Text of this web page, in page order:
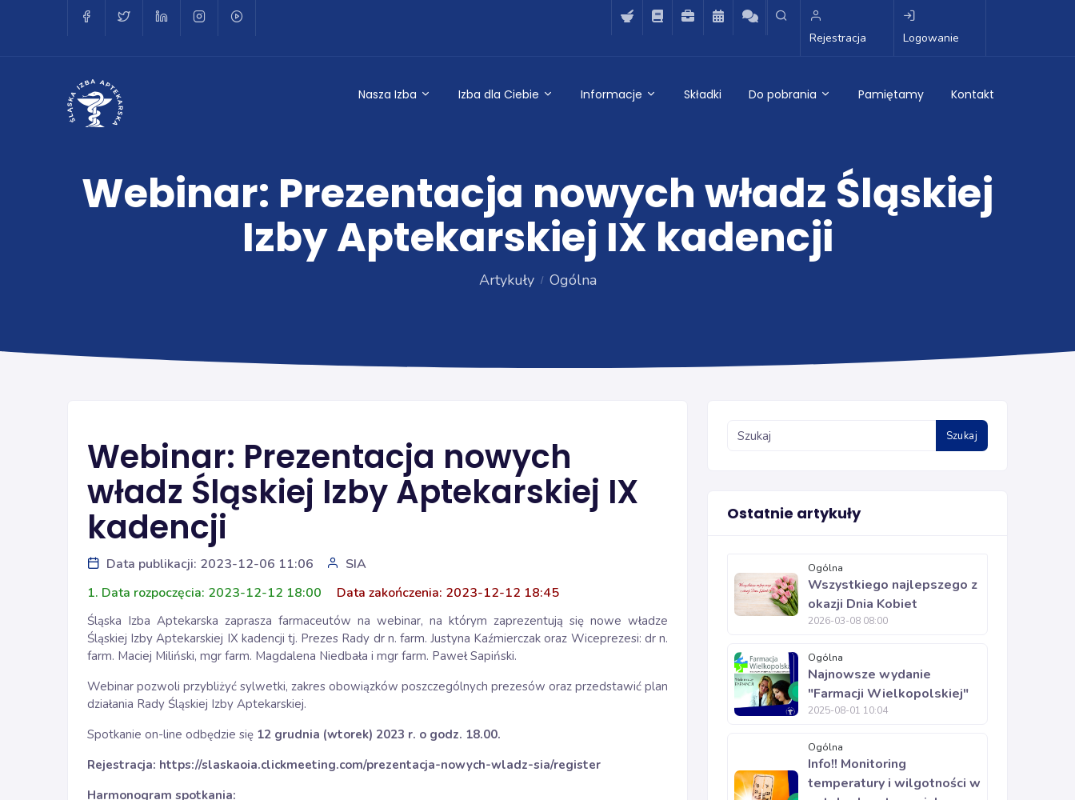
Rejestracja Logowanie
Nasza Izba Izba dla Ciebie Informacje Składki Do pobrania Pamiętamy Kontakt
Webinar: Prezentacja nowych władz Śląskiej
Izby Aptekarskiej IX kadencji
Artykuły Ogólna
Webinar: Prezentacja nowych
władz Śląskiej Izby Aptekarskiej IX
kadencji
Data publikacji: 2023-12-06 11:06
SIA
1. Data rozpoczęcia: 2023-12-12 18:00
Data zakończenia: 2023-12-12 18:45
Śląska Izba Aptekarska zaprasza farmaceutów na webinar, na którym zaprezentują się nowe władze
Śląskiej Izby Aptekarskiej IX kadencji tj. Prezes Rady dr n. farm. Justyna Kaźmierczak oraz Wiceprezesi: dr n.
farm. Maciej Miliński, mgr farm. Magdalena Niedbała i mgr farm. Paweł Sapiński.
Webinar pozwoli przybliżyć sylwetki, zakres obowiązków poszczególnych prezesów oraz przedstawić plan
działania Rady Śląskiej Izby Aptekarskiej.
Spotkanie on-line odbędzie się 12 grudnia (wtorek) 2023 r. o godz. 18.00.
Rejestracja: https://slaskaoia.clickmeeting.com/prezentacja-nowych-wladz-sia/register
Harmonogram spotkania:
Szukaj
Ostatnie artykuły
Ogólna
Wszystkiego najlepszego z
okazji Dnia Kobiet
2026-03-08 08:00
Ogólna
Najnowsze wydanie
"Farmacji Wielkopolskiej"
2025-08-01 10:04
Ogólna
Info!! Monitoring
temperatury i wilgotności w